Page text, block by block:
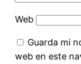
Web
Guarda mi
web en este